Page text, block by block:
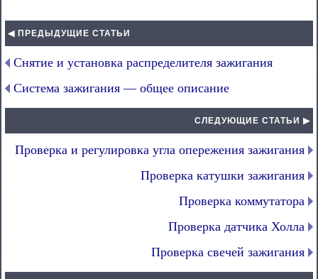
◀ ПРЕДЫДУЩИЕ СТАТЬИ
Снятие и установка распределителя зажигания
Система зажигания — общее описание
СЛЕДУЮЩИЕ СТАТЬИ ▶
Проверка и регулировка угла опережения зажигания
Проверка катушки зажигания
Проверка коммутатора
Проверка датчика Холла
Проверка свечей зажигания